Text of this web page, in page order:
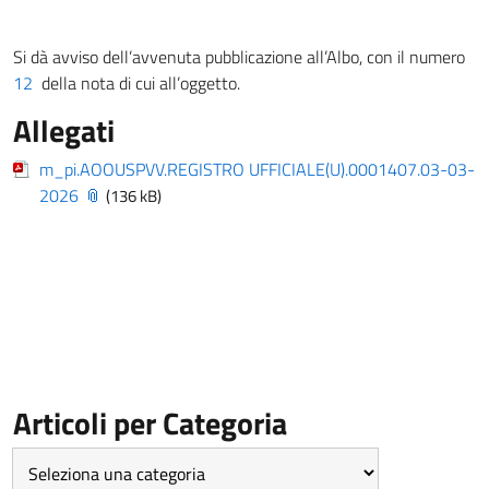
Si dà avviso dell’avvenuta pubblicazione all’Albo, con il numero
12 della nota di cui all’oggetto.
Allegati
m_pi.AOOUSPVV.REGISTRO UFFICIALE(U).0001407.03-03-
2026
(136 kB)
Articoli per Categoria